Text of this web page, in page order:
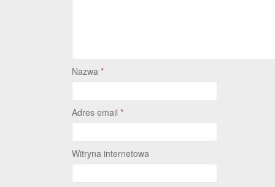
Nazwa *
Adres email *
Witryna internetowa